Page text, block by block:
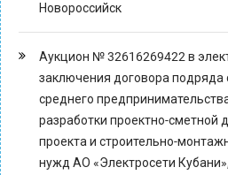
Новороссийск
Аукцион № 32616269422 в
заключения договора подряда
среднего
разработки проектно-сметной
проекта и строительно-
нужд АО «Электросети